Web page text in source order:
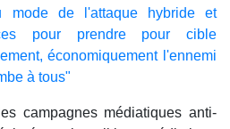
mode de l'attaque hybride et
pour prendre pour cible
économiquement l'ennemi
à tous"
campagnes médiatiques anti-